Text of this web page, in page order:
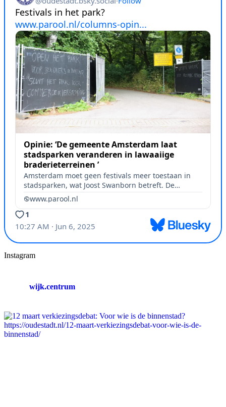
Instagram
wijk.centrum